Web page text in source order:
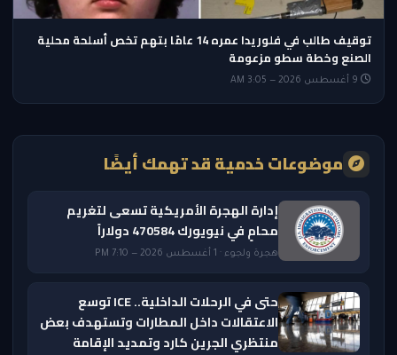
توقيف طالب في فلوريدا عمره 14 عامًا بتهم تخص أسلحة محلية
الصنع وخطة سطو مزعومة
موضوعات خدمية قد تهمك أيضًا
إدارة الهجرة الأمريكية تسعى لتغريم
محامٍ في نيويورك 470584 دولاراً
هجرة ولجوء · 1 أغسطس 2026 — 7:10 PM
حتى في الرحلات الداخلية.. ICE توسع
الاعتقالات داخل المطارات وتستهدف بعض
منتظري الجرين كارد وتمديد الإقامة